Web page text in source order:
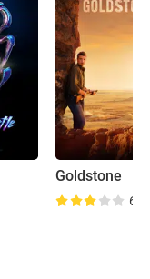
Goldstone
6.6